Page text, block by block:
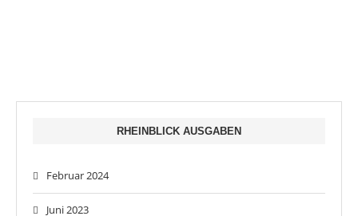
RHEINBLICK AUSGABEN
Februar 2024
Juni 2023